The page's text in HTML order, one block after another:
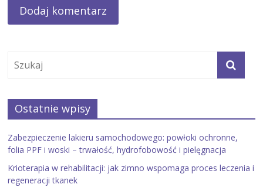
Ostatnie wpisy
Zabezpieczenie lakieru samochodowego: powłoki ochronne,
folia PPF i woski – trwałość, hydrofobowość i pielęgnacja
Krioterapia w rehabilitacji: jak zimno wspomaga proces leczenia i
regeneracji tkanek